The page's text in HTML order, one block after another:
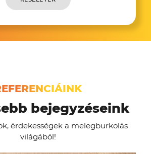
bejegyzéseink
érdekességek a melegburkolás
világából!